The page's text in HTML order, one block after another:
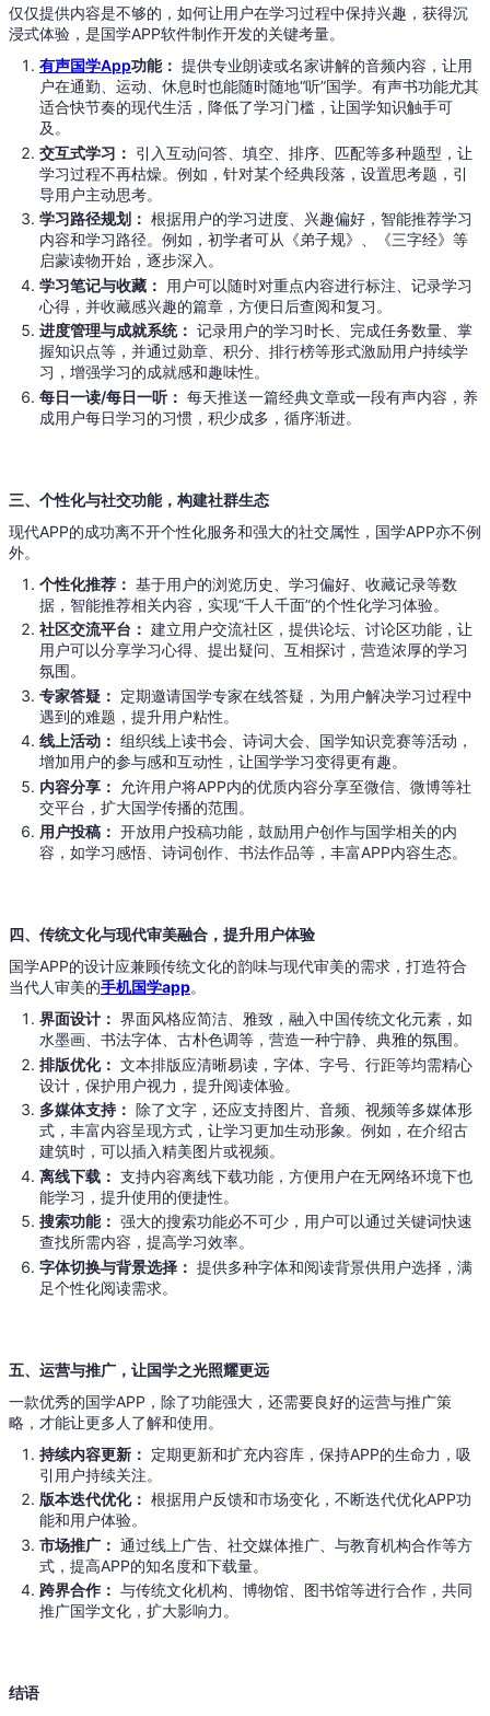
仅仅提供内容是不够的，如何让用户在学习过程中保持兴趣，获得沉
浸式体验，是国学APP软件制作开发的关键考量。
有声国学App功能： 提供专业朗读或名家讲解的音频内容，让用
户在通勤、运动、休息时也能随时随地“听”国学。有声书功能尤其
适合快节奏的现代生活，降低了学习门槛，让国学知识触手可
及。
交互式学习： 引入互动问答、填空、排序、匹配等多种题型，让
学习过程不再枯燥。例如，针对某个经典段落，设置思考题，引
导用户主动思考。
学习路径规划： 根据用户的学习进度、兴趣偏好，智能推荐学习
内容和学习路径。例如，初学者可从《弟子规》、《三字经》等
启蒙读物开始，逐步深入。
学习笔记与收藏：
用户可以随时对重点内容进行标注、记录学习
心得，并收藏感兴趣的篇章，方便日后查阅和复习。
进度管理与成就系统： 记录用户的学习时长、完成任务数量、掌
握知识点等，并通过勋章、积分、排行榜等形式激励用户持续学
习，增强学习的成就感和趣味性。
每日一读/每日一听： 每天推送一篇经典文章或一段有声内容，养
成用户每日学习的习惯，积少成多，循序渐进。
三、个性化与社交功能，构建社群生态
现代APP的成功离不开个性化服务和强大的社交属性，国学APP亦不例
外。
个性化推荐： 基于用户的浏览历史、学习偏好、收藏记录等数
据，智能推荐相关内容，实现“千人千面”的个性化学习体验。
社区交流平台： 建立用户交流社区，提供论坛、讨论区功能，让
用户可以分享学习心得、提出疑问、互相探讨，营造浓厚的学习
氛围。
专家答疑： 定期邀请国学专家在线答疑，为用户解决学习过程中
遇到的难题，提升用户粘性。
线上活动： 组织线上读书会、诗词大会、国学知识竞赛等活动，
增加用户的参与感和互动性，让国学学习变得更有趣。
内容分享： 允许用户将APP内的优质内容分享至微信、微博等社
交平台，扩大国学传播的范围。
用户投稿： 开放用户投稿功能，鼓励用户创作与国学相关的内
容，如学习感悟、诗词创作、书法作品等，丰富APP内容生态。
四、传统文化与现代审美融合，提升用户体验
国学APP的设计应兼顾传统文化的韵味与现代审美的需求，打造符合
当代人审美的手机国学app。
界面设计： 界面风格应简洁、雅致，融入中国传统文化元素，如
水墨画、书法字体、古朴色调等，营造一种宁静、典雅的氛围。
排版优化： 文本排版应清晰易读，字体、字号、行距等均需精心
设计，保护用户视力，提升阅读体验。
多媒体支持： 除了文字，还应支持图片、音频、视频等多媒体形
式，丰富内容呈现方式，让学习更加生动形象。例如，在介绍古
建筑时，可以插入精美图片或视频。
离线下载： 支持内容离线下载功能，方便用户在无网络环境下也
能学习，提升使用的便捷性。
搜索功能： 强大的搜索功能必不可少，用户可以通过关键词快速
查找所需内容，提高学习效率。
字体切换与背景选择： 提供多种字体和阅读背景供用户选择，满
足个性化阅读需求。
五、运营与推广，让国学之光照耀更远
一款优秀的国学APP，除了功能强大，还需要良好的运营与推广策
略，才能让更多人了解和使用。
持续内容更新： 定期更新和扩充内容库，保持APP的生命力，吸
引用户持续关注。
版本迭代优化： 根据用户反馈和市场变化，不断迭代优化APP功
能和用户体验。
市场推广： 通过线上广告、社交媒体推广、与教育机构合作等方
式，提高APP的知名度和下载量。
跨界合作： 与传统文化机构、博物馆、图书馆等进行合作，共同
推广国学文化，扩大影响力。
结语